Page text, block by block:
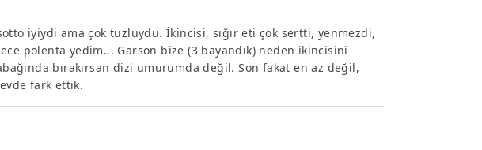
iyiydi ama çok tuzluydu. İkincisi, sığır eti çok sertti, yenmezdi,
polenta yedim... Garson bize (3 bayandık) neden ikincisini
bırakırsan dizi umurumda değil. Son fakat en az değil,
fark ettik.